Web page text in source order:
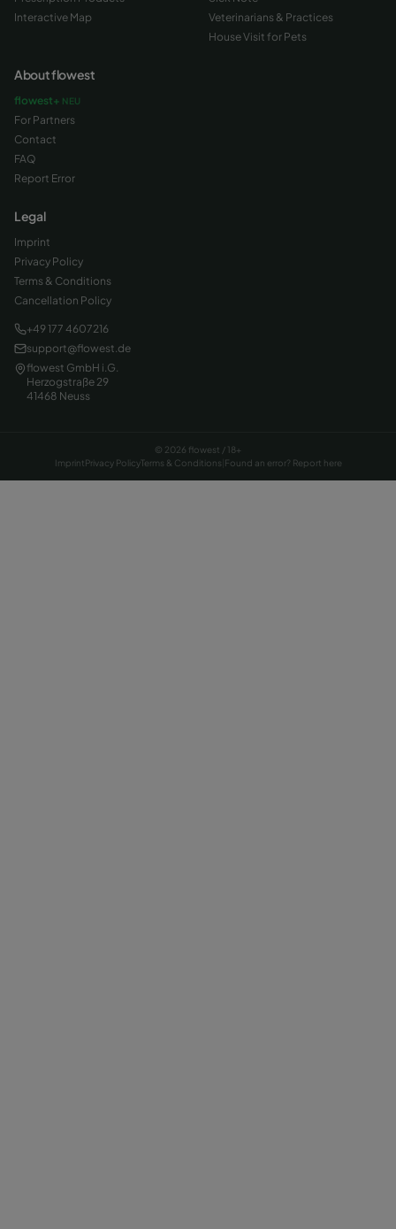
Interactive Map
Veterinarians & Practices
House Visit for Pets
About flowest
flowest+ NEU
For Partners
Contact
FAQ
Report Error
Legal
Imprint
Privacy Policy
Terms & Conditions
Cancellation Policy
+49 177 4607216
support@flowest.de
flowest GmbH i.G.
Herzogstraße 29
41468 Neuss
© 2026 flowest / 18+
Imprint Privacy PolicyTerms & Conditions Found an error? Report here